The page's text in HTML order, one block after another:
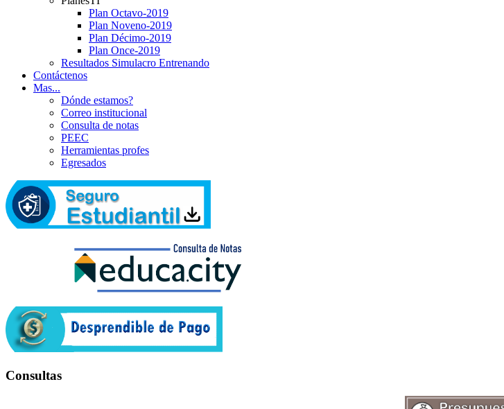
Plan Octavo-2019
Plan Noveno-2019
Plan Décimo-2019
Plan Once-2019
Resultados Simulacro Entrenando
Contáctenos
Mas...
Dónde estamos?
Correo institucional
Consulta de notas
PEEC
Herramientas profes
Egresados
Consultas